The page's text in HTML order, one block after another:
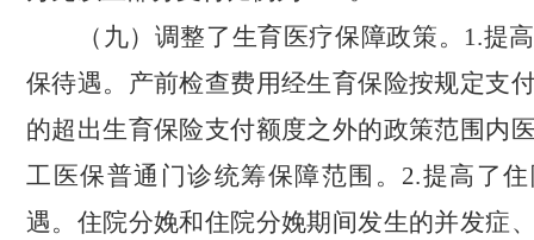
（九）调整了生育医疗保障政策。 1.提
保待遇。 产前检查费用经生育保险按规定支
的超出生育保险支付额度之外的政策范围内
工医保普通门诊统筹保障范围。 2.提高了
遇。住院分娩和住院分娩期间发生的并发症